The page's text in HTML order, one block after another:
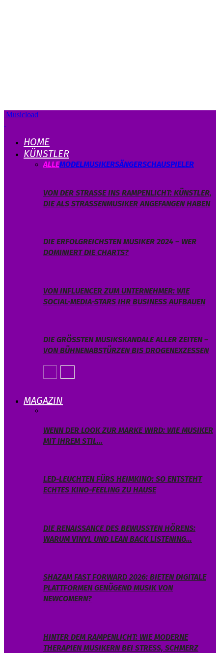
Musicload
HOME
KÜNSTLER
ALLEMODELMUSIKERSÄNGERSCHAUSPIELER
VON DER STRASSE INS RAMPENLICHT: KÜNSTLER, D
IE ALS STRASSENMUSIKER ANGEFANGEN HABEN
DIE ERFOLGREICHSTEN MUSIKER 2024 – WER
DOMINIERT DIE CHARTS?
VON INFLUENCER ZUM UNTERNEHMER: WIE
SOCIAL-MEDIA-STARS IHR BUSINESS AUFBAUEN
DIE GRÖSSTEN MUSIKSKANDALE ALLER ZEITEN – V
ON BÜHNENABSTÜRZEN BIS DROGENEXZESSEN
MAGAZIN
WENN DER LOOK ZUR MARKE WIRD: WIE MUSIKER
MIT IHREM STIL…
LED-LEUCHTEN FÜRS HEIMKINO: SO ENTSTEHT
ECHTES KINO-FEELING ZU HAUSE
DIE RENAISSANCE DES BEWUSSTEN HÖRENS:
WARUM VINYL UND LEAN BACK LISTENING…
SHAZAM FAST FORWARD 2026: BIETEN DIGITALE
PLATTFORMEN GENÜGEND MUSIK VON
NEWCOMERN?
HINTER DEM RAMPENLICHT: WIE MODERNE
THERAPIEN MUSIKERN BEI STRESS, SCHMERZ